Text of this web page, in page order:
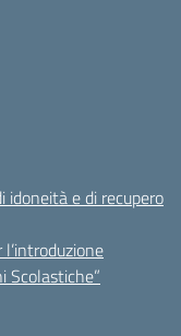
e di recupero
Scolastiche”